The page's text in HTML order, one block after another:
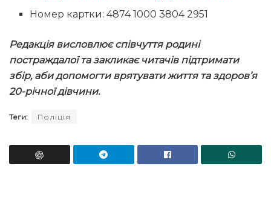
Номер картки: 4874 1000 3804 2951
Редакція висловлює співчуття родині
постраждалої та закликає читачів підтримати
збір, аби допомогти врятувати життя та здоров’я
20-річної дівчини.
Теги: Поліція